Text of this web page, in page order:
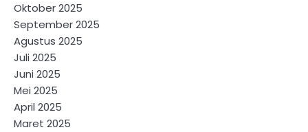
Oktober 2025
September 2025
Agustus 2025
Juli 2025
Juni 2025
Mei 2025
April 2025
Maret 2025